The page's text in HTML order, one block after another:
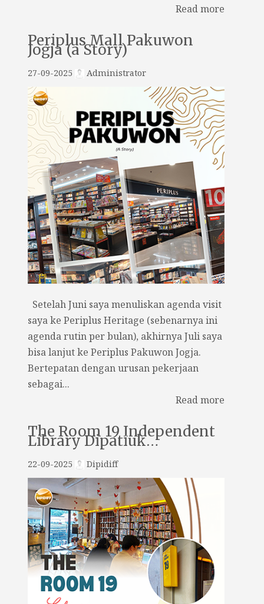
Read more
Periplus Mall Pakuwon
Jogja (a Story)
27-09-2025 Administrator
Setelah Juni saya menuliskan agenda visit
saya ke Periplus Heritage (sebenarnya ini
agenda rutin per bulan), akhirnya Juli saya
bisa lanjut ke Periplus Pakuwon Jogja.
Bertepatan dengan urusan pekerjaan
sebagai...
Read more
The Room 19 Independent
Library Dipatiuk…
22-09-2025 Dipidiff